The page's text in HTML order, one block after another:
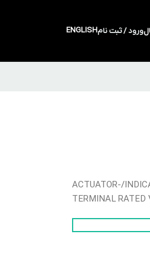
ورود / ثبت نامENGLISH
ACTUATOR-/
TERMINAL RATED